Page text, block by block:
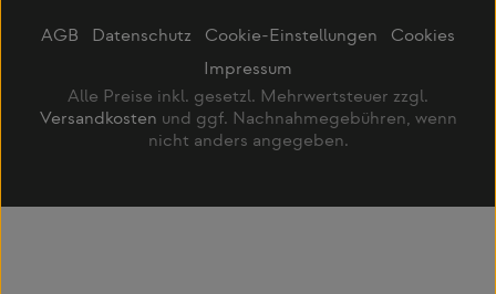
AGB Datenschutz Cookie-Einstellungen
Cookies
Impressum
Alle Preise inkl. gesetzl. Mehrwertsteuer zzgl.
Versandkosten und ggf. Nachnahmegebühren, wenn
nicht anders angegeben.